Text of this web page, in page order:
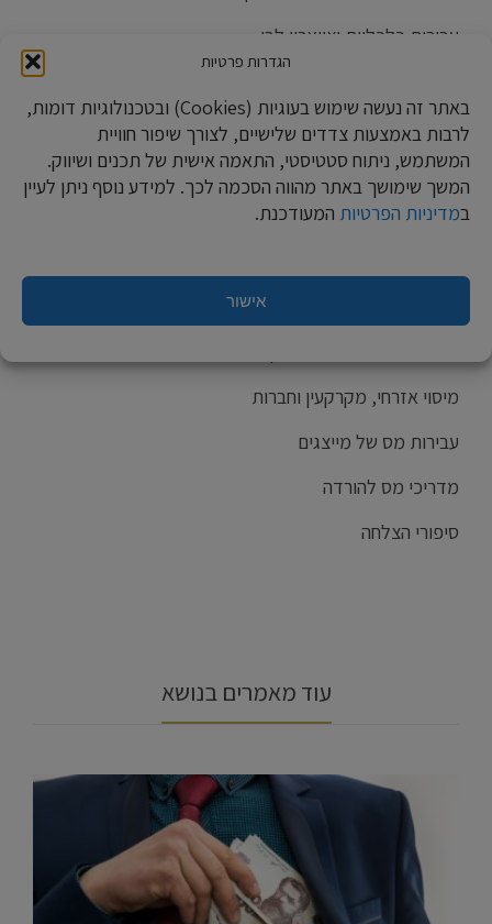
הגדרות פרטיות
באתר זה נעשה שימוש בעוגיות (Cookies) ובטכנולוגיות דומות,
לרבות באמצעות צדדים שלישיים, לצורך שיפור חוויית
המשתמש, ניתוח סטטיסטי, התאמה אישית של תכנים ושיווק.
המשך שימושך באתר מהווה הסכמה לכך. למידע נוסף ניתן לעיין
במדיניות הפרטיות המעודכנת.
אישור
עבירות כלכליות וצווארון לבן
התמודדות עם חקירה והליך פלילי
תשלום כופר
מידע בנושא הליך גילוי מרצון
מידע בנושא פסילת ספרים ושומות
מיסוי אזרחי, מקרקעין וחברות
עבירות מס של מייצגים
מדריכי מס להורדה
סיפורי הצלחה
עוד מאמרים בנושא